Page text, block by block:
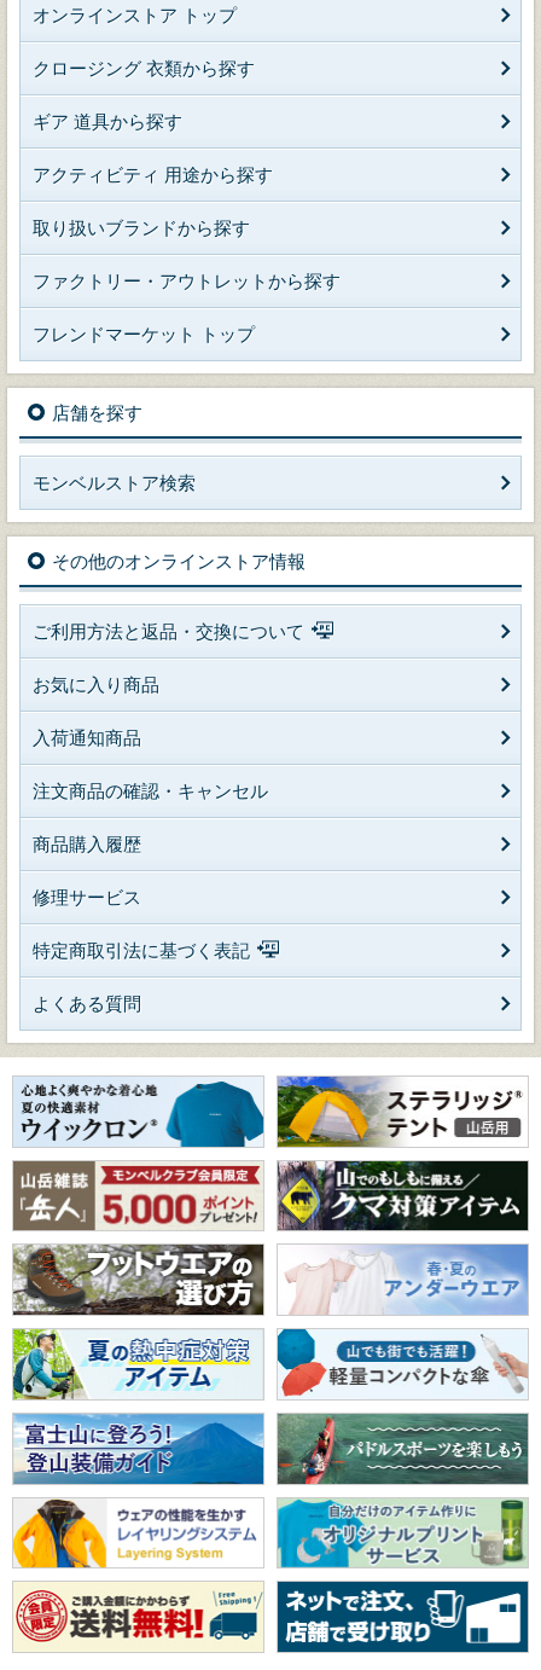
オンラインストア トップ
クロージング 衣類から探す
ギア 道具から探す
アクティビティ 用途から探す
取り扱いブランドから探す
ファクトリー・アウトレットから探す
フレンドマーケット トップ
店舗を探す
モンベルストア検索
その他のオンラインストア情報
ご利用方法と返品・交換について
お気に入り商品
入荷通知商品
注文商品の確認・キャンセル
商品購入履歴
修理サービス
特定商取引法に基づく表記
よくある質問